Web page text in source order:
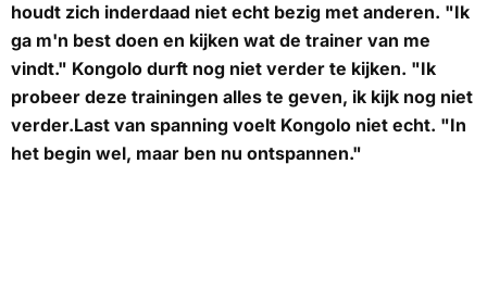
houdt zich inderdaad niet echt bezig met anderen. "Ik
ga m'n best doen en kijken wat de trainer van me
vindt." Kongolo durft nog niet verder te kijken. "Ik
probeer deze trainingen alles te geven, ik kijk nog niet
verder.Last van spanning voelt Kongolo niet echt. "In
het begin wel, maar ben nu ontspannen."